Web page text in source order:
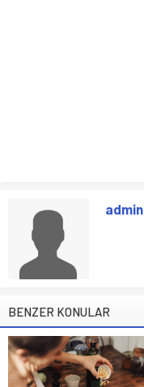
admin
BENZER KONULAR